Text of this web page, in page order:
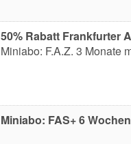
50% Rabatt Frankfurter
Miniabo: F.A.Z. 3 Monate
Miniabo: FAS+ 6